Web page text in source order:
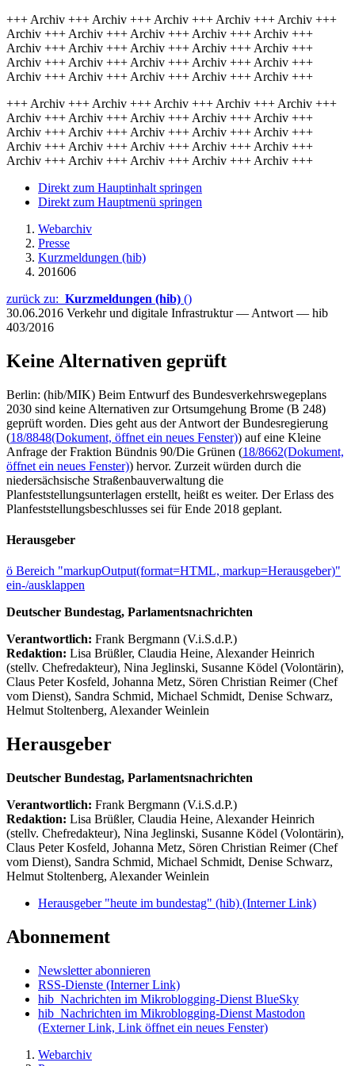
+++ Archiv +++ Archiv +++ Archiv +++ Archiv +++ Archiv +++
Archiv +++ Archiv +++ Archiv +++ Archiv +++ Archiv +++
Archiv +++ Archiv +++ Archiv +++ Archiv +++ Archiv +++
Archiv +++ Archiv +++ Archiv +++ Archiv +++ Archiv +++
Archiv +++ Archiv +++ Archiv +++ Archiv +++ Archiv +++
+++ Archiv +++ Archiv +++ Archiv +++ Archiv +++ Archiv +++
Archiv +++ Archiv +++ Archiv +++ Archiv +++ Archiv +++
Archiv +++ Archiv +++ Archiv +++ Archiv +++ Archiv +++
Archiv +++ Archiv +++ Archiv +++ Archiv +++ Archiv +++
Archiv +++ Archiv +++ Archiv +++ Archiv +++ Archiv +++
Direkt zum Hauptinhalt springen
Direkt zum Hauptmenü springen
Webarchiv
Presse
Kurzmeldungen (hib)
201606
zurück zu: Kurzmeldungen (hib) ()
30.06.2016 Verkehr und digitale Infrastruktur — Antwort — hib
403/2016
Keine Alternativen geprüft
Berlin: (hib/MIK) Beim Entwurf des Bundesverkehrswegeplans
2030 sind keine Alternativen zur Ortsumgehung Brome (B 248)
geprüft worden. Dies geht aus der Antwort der Bundesregierung
(18/8848(Dokument, öffnet ein neues Fenster)) auf eine Kleine
Anfrage der Fraktion Bündnis 90/Die Grünen (18/8662(Dokument,
öffnet ein neues Fenster)) hervor. Zurzeit würden durch die
niedersächsische Straßenbauverwaltung die
Planfeststellungsunterlagen erstellt, heißt es weiter. Der Erlass des
Planfeststellungsbeschlusses sei für Ende 2018 geplant.
Herausgeber
ö Bereich "markupOutput(format=HTML, markup=Herausgeber)"
ein-/ausklappen
Deutscher Bundestag, Parlamentsnachrichten
Verantwortlich: Frank Bergmann (V.i.S.d.P.)
Redaktion: Lisa Brüßler, Claudia Heine, Alexander Heinrich
(stellv. Chefredakteur), Nina Jeglinski, Susanne Ködel (Volontärin),
Claus Peter Kosfeld, Johanna Metz, Sören Christian Reimer (Chef
vom Dienst), Sandra Schmid, Michael Schmidt, Denise Schwarz,
Helmut Stoltenberg, Alexander Weinlein
Herausgeber
Deutscher Bundestag, Parlamentsnachrichten
Verantwortlich: Frank Bergmann (V.i.S.d.P.)
Redaktion: Lisa Brüßler, Claudia Heine, Alexander Heinrich
(stellv. Chefredakteur), Nina Jeglinski, Susanne Ködel (Volontärin),
Claus Peter Kosfeld, Johanna Metz, Sören Christian Reimer (Chef
vom Dienst), Sandra Schmid, Michael Schmidt, Denise Schwarz,
Helmut Stoltenberg, Alexander Weinlein
Herausgeber "heute im bundestag" (hib) (Interner Link)
Abonnement
Newsletter abonnieren
RSS-Dienste (Interner Link)
hib_Nachrichten im Mikroblogging-Dienst BlueSky
hib_Nachrichten im Mikroblogging-Dienst Mastodon
(Externer Link, Link öffnet ein neues Fenster)
Webarchiv